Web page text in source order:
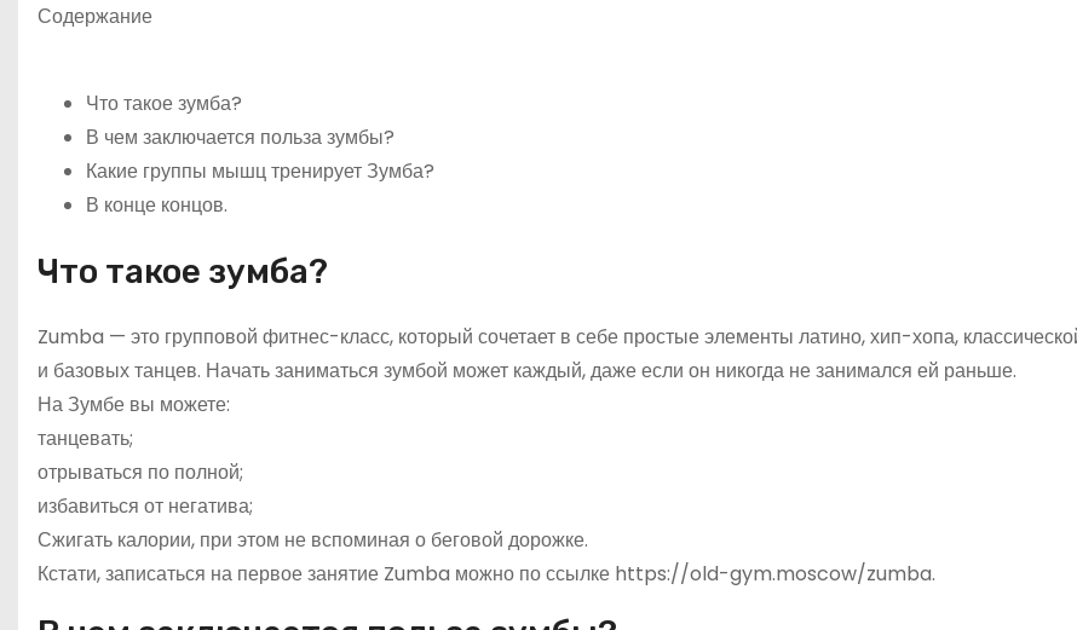
Содержание
Что такое зумба?
В чем заключается польза зумбы?
Какие группы мышц тренирует Зумба?
В конце концов.
Что такое зумба?
Zumba — это групповой фитнес-класс, который сочетает в себе простые элементы латино, хип-хопа,
и базовых танцев. Начать заниматься зумбой может каждый, даже если он никогда не занимался ей раньше.
На Зумбе вы можете:
танцевать;
отрываться по полной;
избавиться от негатива;
Сжигать калории, при этом не вспоминая о беговой дорожке.
Кстати, записаться на первое занятие Zumba можно по ссылке https://old-gym.moscow/zumba.